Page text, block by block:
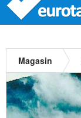
Magasin